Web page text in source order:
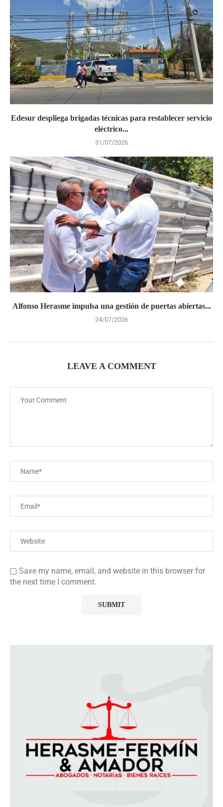
Edesur despliega brigadas técnicas para restablecer servicio
eléctrico...
31/07/2026
Alfonso Herasme impulsa una gestión de puertas abiertas...
24/07/2026
LEAVE A COMMENT
Save my name, email, and website in this browser for
the next time I comment.